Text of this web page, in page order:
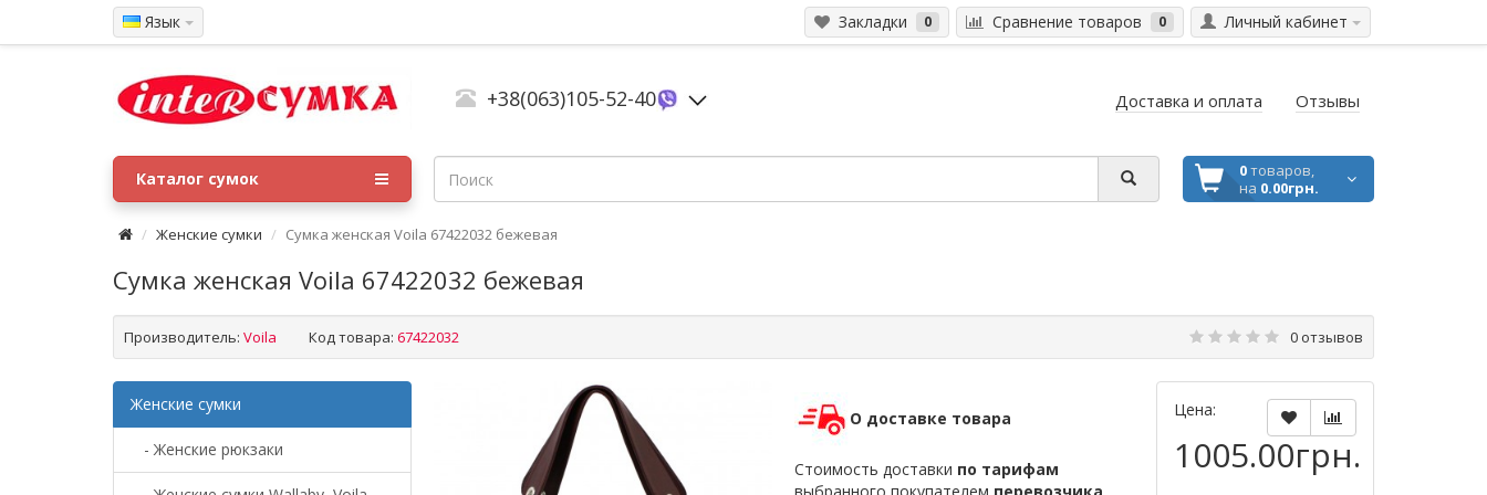
Язык Закладки 0 Сравнение товаров 0 Личный кабинет
+38(063)105-52-40 Доставка и оплата Отзывы
0товаров,
на 0.00грн.
Каталог сумок
Женские сумки Сумка женская Voila 67422032 бежевая
Сумка женская Voila 67422032 бежевая
Производитель: Voila Код товара: 67422032 0 отзывов
Женские сумки
- Женские рюкзаки
О доставке товара
Стоимость доставки по тарифам
Цена:
1005.00грн.